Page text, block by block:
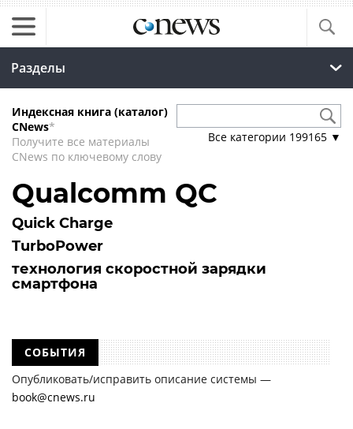
Разделы
Индексная книга (каталог)
CNews*
Получите все материалы
CNews по ключевому слову
Все категории 199165 ▼
Qualcomm QC
Quick Charge
TurboPower
технология скоростной зарядки
смартфона
СОБЫТИЯ
Опубликовать/исправить описание системы —
book@cnews.ru